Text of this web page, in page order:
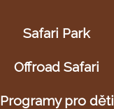
Safari Park
Offroad Safari
Programy pro děti